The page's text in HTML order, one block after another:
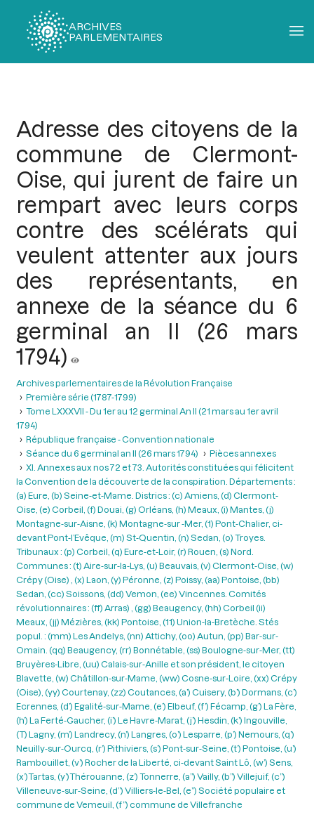
ARCHIVES
PARLEMENTAIRES
Adresse des citoyens de la
commune de Clermont-
Oise, qui jurent de faire un
rempart avec leurs corps
contre des scélérats qui
veulent attenter aux jours
des représentants, en
annexe de la séance du 6
germinal an II (26 mars
1794)
Archives parlementaires de la Révolution Française
Première série (1787-1799)
Tome LXXXVII - Du 1er au 12 germinal An II (21 mars au 1er avril
1794)
République française - Convention nationale
Séance du 6 germinal an II (26 mars 1794)
Pièces annexes
XI. Annexes aux nos 72 et 73. Autorités constituées qui félicitent
la Convention de la découverte de la conspiration. Départements :
(a) Eure, (b) Seine-et-Mame. Districs : (c) Amiens, (d) Clermont-
Oise, (e) Corbeil, (f) Douai, (g) Orléans, (h) Meaux, (i) Mantes, (j)
Montagne-sur-Aisne, (k) Montagne-sur -Mer, (1) Pont-Chalier, ci-
devant Pont-l’Evêque, (m) St-Quentin, (n) Sedan, (o) Troyes.
Tribunaux : (p) Corbeil, (q) Eure-et-Loir, (r) Rouen, (s) Nord.
Communes : (t) Aire-sur-la-Lys, (u) Beauvais, (v) Clermont-Oise, (w)
Crépy (Oise) , (x) Laon, (y) Péronne, (z) Poissy, (aa) Pontoise, (bb)
Sedan, (cc) Soissons, (dd) Vemon, (ee) Vincennes. Comités
révolutionnaires : (ff) Arras) , (gg) Beaugency, (hh) Corbeil (ii)
Meaux, (jj) Mézières, (kk) Pontoise, (11) Union-la-Bretèche. Stés
popul. : (mm) Les Andelys, (nn) Attichy, (oo) Autun, (pp) Bar-sur-
Omain. (qq) Beaugency, (rr) Bonnétable, (ss) Boulogne-sur-Mer, (tt)
Bruyères-Libre, (uu) Calais-sur-Anille et son président, le citoyen
Blavette, (w) Châtillon-sur-Mame, (ww) Cosne-sur-Loire, (xx) Crépy
(Oise), (yy) Courtenay, (zz) Coutances, (a’) Cuisery, (b’) Dormans, (c’)
Ecrennes, (d’) Egalité-sur-Mame, (e’) Elbeuf, (f’) Fécamp, (g’) La Fère,
(h’) La Ferté-Gaucher, (i’) Le Havre-Marat, (j’) Hesdin, (k’) Ingouville,
(T) Lagny, (m’) Landrecy, (n’) Langres, (o’) Lesparre, (p’) Nemours, (q’)
Neuilly-sur-Ourcq, (r’) Pithiviers, (s’) Pont-sur-Seine, (t’) Pontoise, (u’)
Rambouillet, (v’) Rocher de la Liberté, ci-devant Saint Lô, (w’) Sens,
(x’)Tartas, (y’)Thérouanne, (z’) Tonnerre, (a”) Vailly, (b”) Villejuif, (c”)
Villeneuve-sur-Seine, (d”) Villiers-le-Bel, (e”) Société populaire et
commune de Vemeuil, (f”) commune de Villefranche